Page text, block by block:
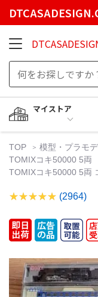
マイストア
TOP 模型・プラモ
TOMIXコキ50000 5両
TOMIXコキ50000 5両
(2964)